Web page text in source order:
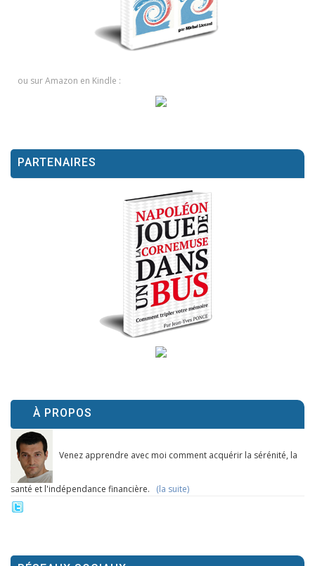
ou sur Amazon en Kindle :
PARTENAIRES
À PROPOS
Venez apprendre avec moi comment acquérir la sérénité, la
santé et l'indépendance financière. (la suite)